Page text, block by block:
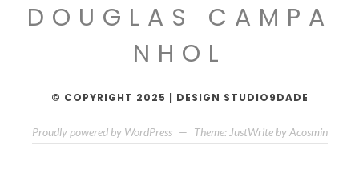
DOUGLAS CAMPA
NHOL
© COPYRIGHT 2025 | DESIGN STUDIO9DADE
Proudly powered by WordPress — Theme: JustWrite by Acosmin